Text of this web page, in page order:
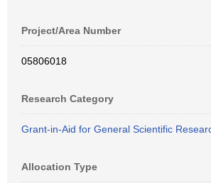
Project/Area Number
05806018
Research Category
Grant-in-Aid for General Scientific
Allocation Type